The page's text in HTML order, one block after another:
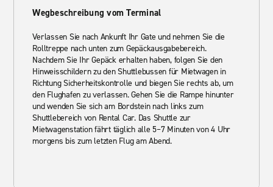
Wegbeschreibung vom Terminal
Verlassen Sie nach Ankunft Ihr Gate und nehmen Sie die
Rolltreppe nach unten zum Gepäckausgabebereich.
Nachdem Sie Ihr Gepäck erhalten haben, folgen Sie den
Hinweisschildern zu den Shuttlebussen für Mietwagen in
Richtung Sicherheitskontrolle und biegen Sie rechts ab, um
den Flughafen zu verlassen. Gehen Sie die Rampe hinunter
und wenden Sie sich am Bordstein nach links zum
Shuttlebereich von Rental Car. Das Shuttle zur
Mietwagenstation fährt täglich alle 5–7 Minuten von 4 Uhr
morgens bis zum letzten Flug am Abend.